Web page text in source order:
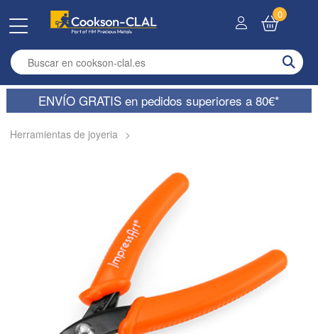
Enter search term
0
ENVÍO GRATIS en pedidos superiores a 80€*
Herramientas de joyeria >